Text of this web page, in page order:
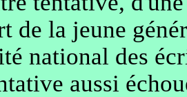
de la jeune
national des
aussi